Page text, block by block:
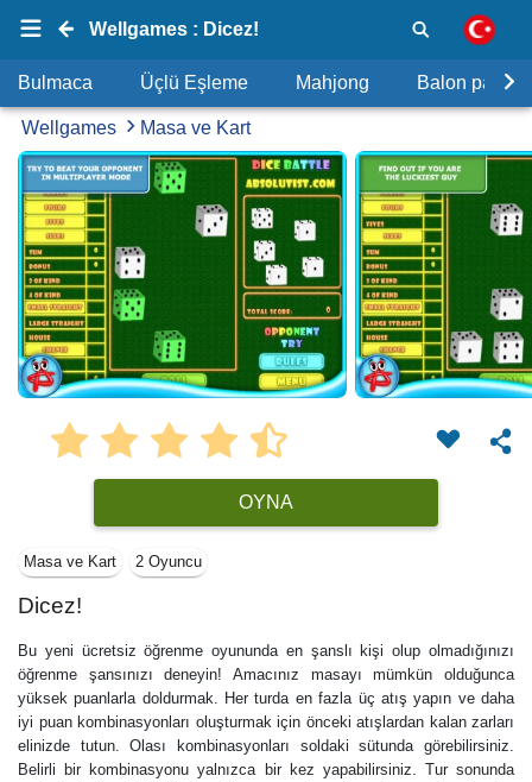
Wellgames : Dicez!
Bulmaca Üçlü Eşleme Mahjong Balon
Wellgames Masa ve Kart
OYNA
Masa ve Kart 2 Oyuncu
Dicez!
Bu yeni ücretsiz öğrenme oyununda en şanslı kişi olup olmadığınızı
öğrenme şansınızı deneyin! Amacınız masayı mümkün olduğunca
yüksek puanlarla doldurmak. Her turda en fazla üç atış yapın ve daha
iyi puan kombinasyonları oluşturmak için önceki atışlardan kalan zarları
elinizde tutun. Olası kombinasyonları soldaki sütunda görebilirsiniz.
Belirli bir kombinasyonu yalnızca bir kez yapabilirsiniz. Tur sonunda